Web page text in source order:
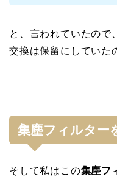
と、言われていたので
交換は保留にしていた
集塵フィルター
そして私はこの集塵フ